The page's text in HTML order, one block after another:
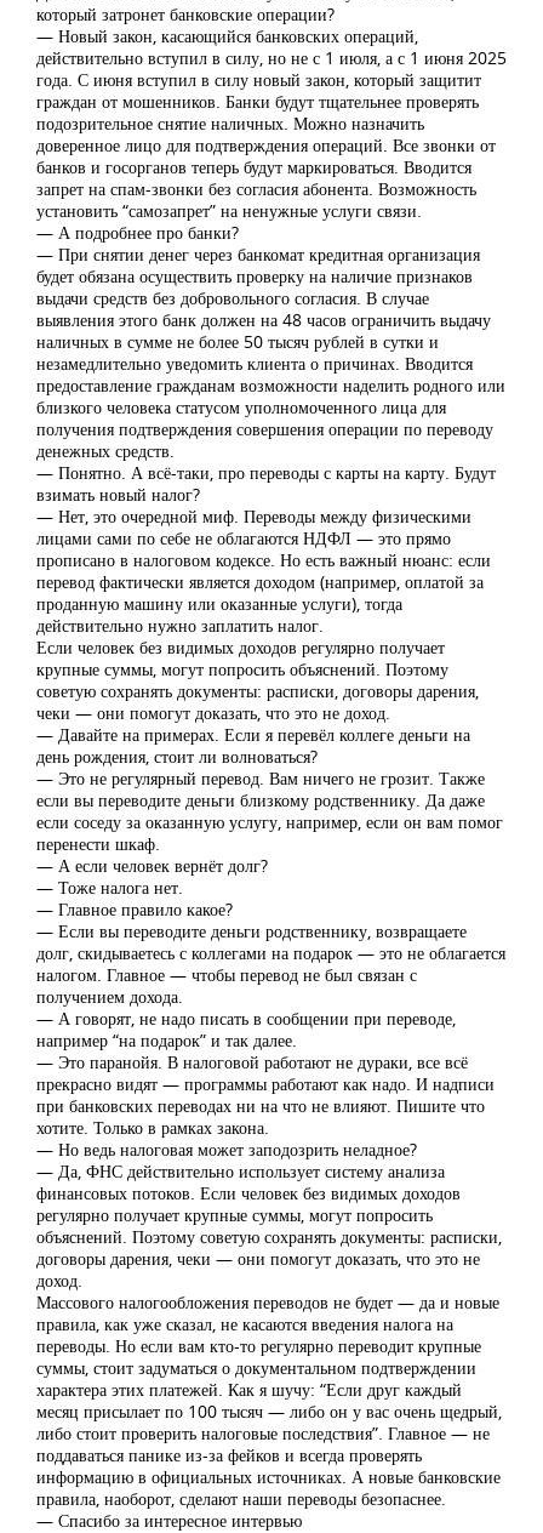
который затронет банковские операции?
— Новый закон, касающийся банковских операций,
действительно вступил в силу, но не с 1 июля, а с 1 июня 2025
года. С июня вступил в силу новый закон, который защитит
граждан от мошенников. Банки будут тщательнее проверять
подозрительное снятие наличных. Можно назначить
доверенное лицо для подтверждения операций. Все звонки от
банков и госорганов теперь будут маркироваться. Вводится
запрет на спам-звонки без согласия абонента. Возможность
установить “самозапрет” на ненужные услуги связи.
— А подробнее про банки?
— При снятии денег через банкомат кредитная организация
будет обязана осуществить проверку на наличие признаков
выдачи средств без добровольного согласия. В случае
выявления этого банк должен на 48 часов ограничить выдачу
наличных в сумме не более 50 тысяч рублей в сутки и
незамедлительно уведомить клиента о причинах. Вводится
предоставление гражданам возможности наделить родного или
близкого человека статусом уполномоченного лица для
получения подтверждения совершения операции по переводу
денежных средств.
— Понятно. А всё-таки, про переводы с карты на карту. Будут
взимать новый налог?
— Нет, это очередной миф. Переводы между физическими
лицами сами по себе не облагаются НДФЛ — это прямо
прописано в налоговом кодексе. Но есть важный нюанс: если
перевод фактически является доходом (например, оплатой за
проданную машину или оказанные услуги), тогда
действительно нужно заплатить налог.
Если человек без видимых доходов регулярно получает
крупные суммы, могут попросить объяснений. Поэтому
советую сохранять документы: расписки, договоры дарения,
чеки — они помогут доказать, что это не доход.
— Давайте на примерах. Если я перевёл коллеге деньги на
день рождения, стоит ли волноваться?
— Это не регулярный перевод. Вам ничего не грозит. Также
если вы переводите деньги близкому родственнику. Да даже
если соседу за оказанную услугу, например, если он вам помог
перенести шкаф.
— А если человек вернёт долг?
— Тоже налога нет.
— Главное правило какое?
— Если вы переводите деньги родственнику, возвращаете
долг, скидываетесь с коллегами на подарок — это не облагается
налогом. Главное — чтобы перевод не был связан с
получением дохода.
— А говорят, не надо писать в сообщении при переводе,
например “на подарок” и так далее.
— Это паранойя. В налоговой работают не дураки, все всё
прекрасно видят — программы работают как надо. И надписи
при банковских переводах ни на что не влияют. Пишите что
хотите. Только в рамках закона.
— Но ведь налоговая может заподозрить неладное?
— Да, ФНС действительно использует систему анализа
финансовых потоков. Если человек без видимых доходов
регулярно получает крупные суммы, могут попросить
объяснений. Поэтому советую сохранять документы: расписки,
договоры дарения, чеки — они помогут доказать, что это не
доход.
Массового налогообложения переводов не будет — да и новые
правила, как уже сказал, не касаются введения налога на
переводы. Но если вам кто-то регулярно переводит крупные
суммы, стоит задуматься о документальном подтверждении
характера этих платежей. Как я шучу: “Если друг каждый
месяц присылает по 100 тысяч — либо он у вас очень щедрый,
либо стоит проверить налоговые последствия”. Главное — не
поддаваться панике из-за фейков и всегда проверять
информацию в официальных источниках. А новые банковские
правила, наоборот, сделают наши переводы безопаснее.
— Спасибо за интересное интервью